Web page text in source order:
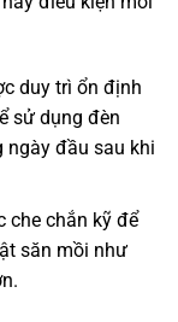
duy trì ổn định
sử dụng đèn
đầu sau khi
che chắn kỹ để
săn mồi như